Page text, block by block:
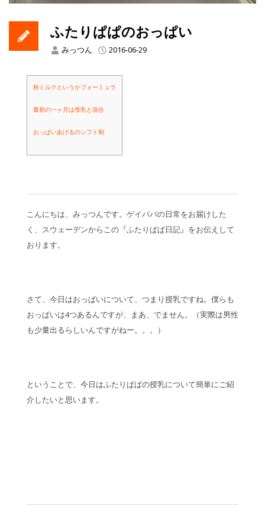
ふたりぱぱのおっぱい
みっつん 2016-06-29
粉ミルクというかフォーミュラ
最初の一ヶ月は母乳と混合
おっぱいあげるのシフト制
こんにちは、みっつんです。ゲイパパの日常をお届けした
く、スウェーデンからこの『ふたりぱぱ日記』をお伝えして
おります。
さて、今日はおっぱいについて、つまり授乳ですね。僕らも
おっぱいは4つあるんですが、まあ、でません。（実際は男性
も少量出るらしいんですがねー。。。）
ということで、今日はふたりぱぱの授乳について簡単にご紹
介したいと思います。